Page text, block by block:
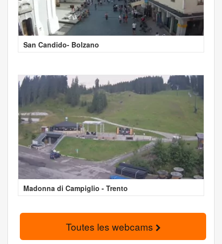
San Candido- Bolzano
Madonna di Campiglio - Trento
Toutes les webcams